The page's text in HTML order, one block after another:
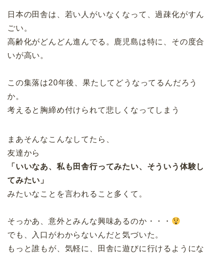
日本の田舎は、若い人がいなくなって、過疎化がすん
ごい。
高齢化がどんどん進んでる。鹿児島は特に、その度合
いが高い。
この集落は20年後、果たしてどうなってるんだろう
か。
考えると胸締め付けられて悲しくなってしまう
まあそんなこんなしてたら、
友達から
「いいなあ、私も田舎行ってみたい、そういう体験し
てみたい」
みたいなことを言われること多くて。
そっかあ、意外とみんな興味あるのか・・・
でも、入口がわからないんだと気づいた。
もっと誰もが、気軽に、田舎に遊びに行けるようにな